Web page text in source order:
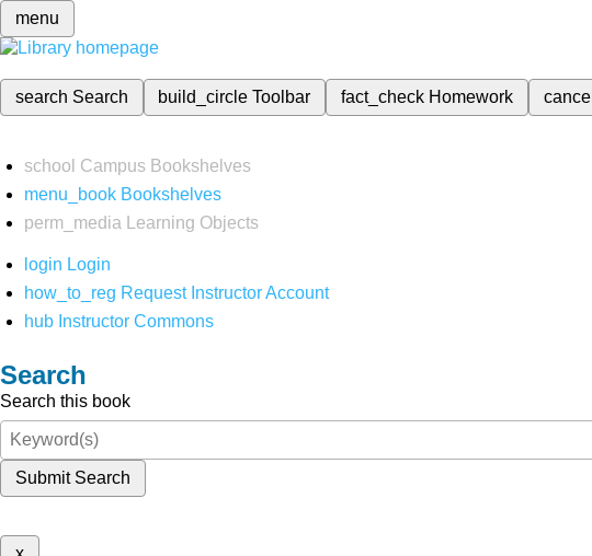
menu
search Search build_circleToolbar fact_check Homework cancel
school Campus Bookshelves
menu_book Bookshelves
perm_media
Learning Objects
login Login
how_to_reg Request Instructor Account
hub Instructor Commons
Search
Search this book
Submit Search